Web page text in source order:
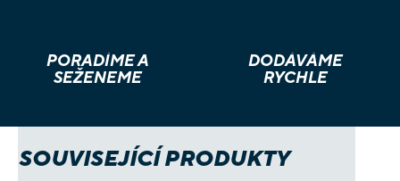
PORADÍME A
SEŽENEME
DODÁVÁME
RYCHLE
SOUVISEJÍCÍ PRODUKTY